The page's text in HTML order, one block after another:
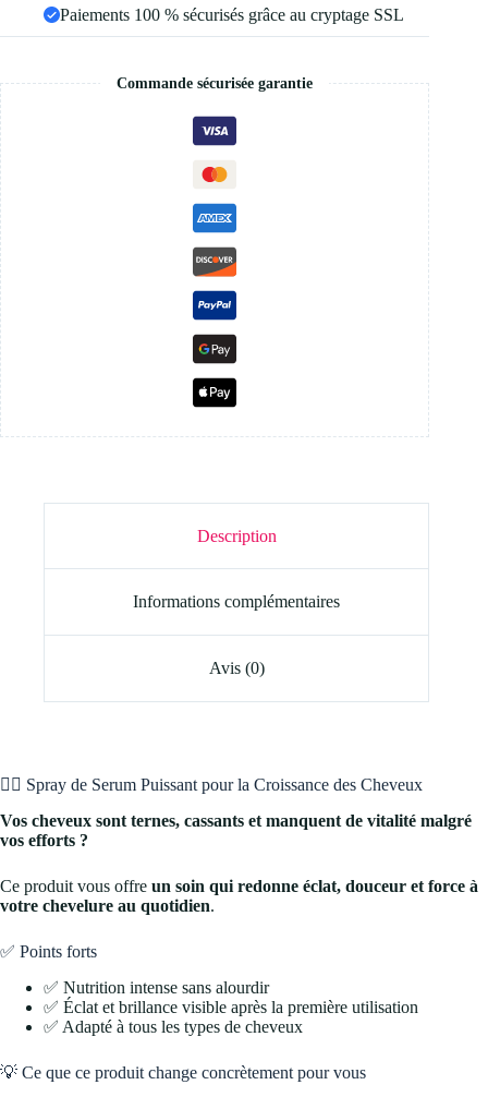
Paiements 100 % sécurisés grâce au cryptage SSL
Commande sécurisée garantie
Description
Informations complémentaires
Avis (0)
💇‍♀️ Spray de Serum Puissant pour la Croissance des Cheveux
Vos cheveux sont ternes, cassants et manquent de vitalité malgré
vos efforts ?
Ce produit vous offre un soin qui redonne éclat, douceur et force à
votre chevelure au quotidien.
✅ Points forts
✅ Nutrition intense sans alourdir
✅ Éclat et brillance visible après la première utilisation
✅ Adapté à tous les types de cheveux
💡 Ce que ce produit change concrètement pour vous